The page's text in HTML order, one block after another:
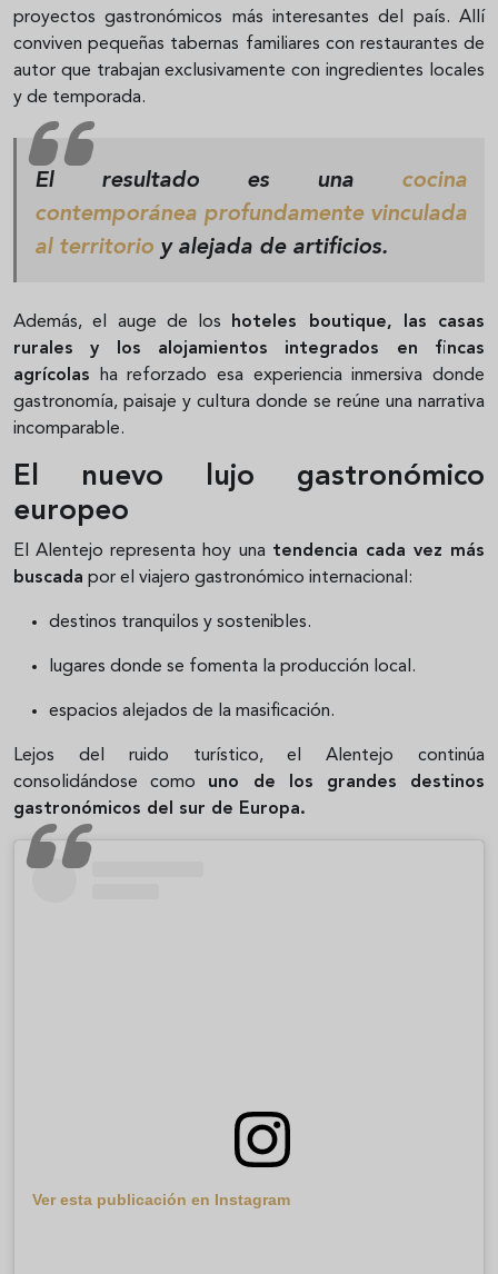
proyectos gastronómicos más interesantes del país. Allí
conviven pequeñas tabernas familiares con restaurantes de
autor que trabajan exclusivamente con ingredientes locales
y de temporada.
El resultado es una cocina
contemporánea profundamente vinculada
al territorio y alejada de artificios.
Además, el auge de los hoteles boutique, las casas
rurales y los alojamientos integrados en fincas
agrícolas ha reforzado esa experiencia inmersiva donde
gastronomía, paisaje y cultura donde se reúne una narrativa
incomparable.
El nuevo lujo gastronómico
europeo
El Alentejo representa hoy una tendencia cada vez más
buscada por el viajero gastronómico internacional:
destinos tranquilos y sostenibles.
lugares donde se fomenta la producción local.
espacios alejados de la masificación.
Lejos del ruido turístico, el Alentejo continúa
consolidándose como uno de los grandes destinos
gastronómicos del sur de Europa.
Ver esta publicación en Instagram